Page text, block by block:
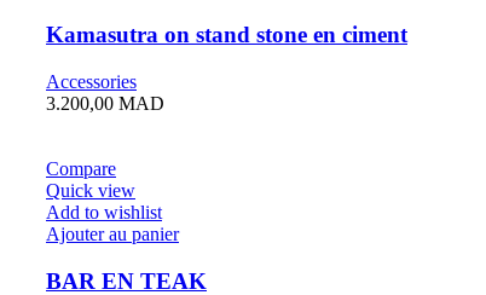
Kamasutra on stand stone en ciment
Accessories
3.200,00 MAD
Compare
Quick view
Add to wishlist
Ajouter au panier
BAR EN TEAK